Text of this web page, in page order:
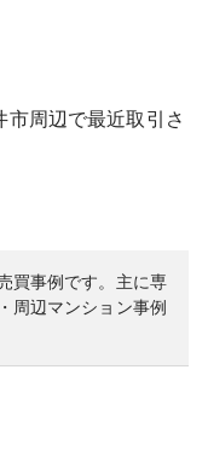
市周辺で最近取引さ
買事例です。 主に専
周辺マンション事例